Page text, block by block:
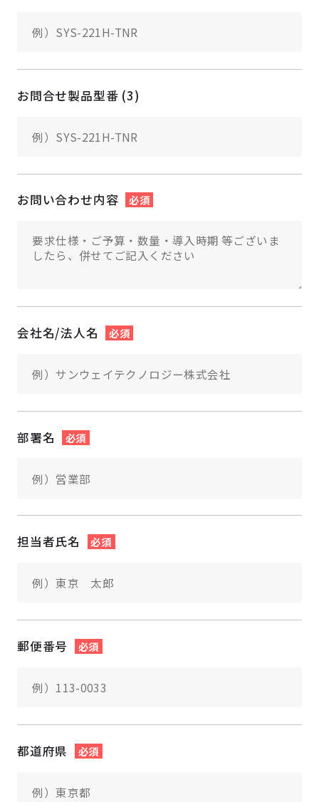
お問合せ製品型番 (3)
お問い合わせ内容 必須
会社名/法人名 必須
部署名 必須
担当者氏名 必須
郵便番号 必須
都道府県 必須